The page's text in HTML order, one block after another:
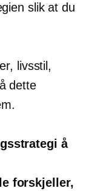
slik at du
livsstil,
dette
å
forskjeller,